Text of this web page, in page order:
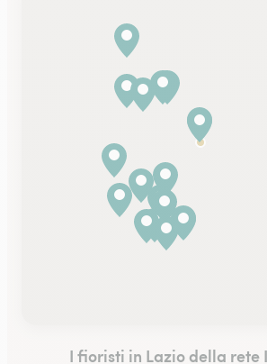
I fioristi in Lazio della rete